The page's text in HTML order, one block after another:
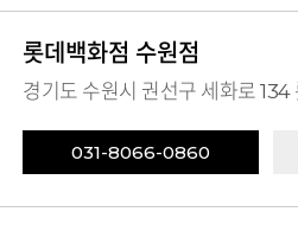
롯데백화점 수원점
경기도 수원시 권선구 세화로 134
031-8066-0860